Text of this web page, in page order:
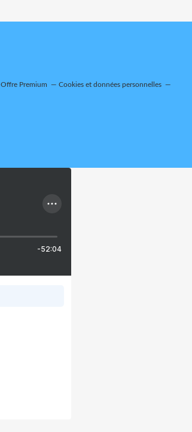
Offre Premium Cookies et données personnelles
-52:04